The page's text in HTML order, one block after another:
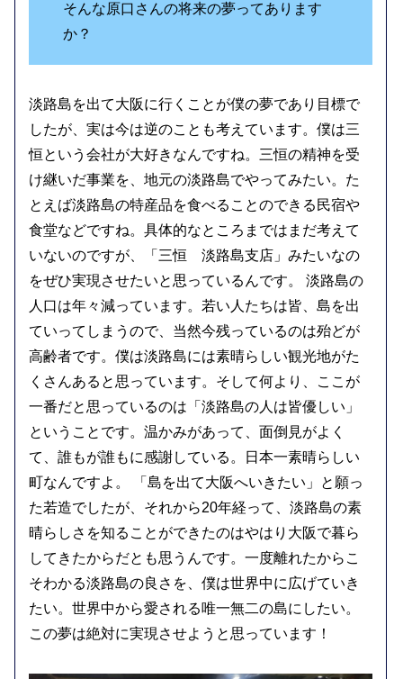
そんな原口さんの将来の夢ってあります
か？
淡路島を出て大阪に行くことが僕の夢であり目標で
したが、実は今は逆のことも考えています。僕は三
恒という会社が大好きなんですね。三恒の精神を受
け継いだ事業を、地元の淡路島でやってみたい。た
とえば淡路島の特産品を食べることのできる民宿や
食堂などですね。具体的なところまではまだ考えて
いないのですが、「三恒 淡路島支店」みたいなの
をぜひ実現させたいと思っているんです。 淡路島の
人口は年々減っています。若い人たちは皆、島を出
ていってしまうので、当然今残っているのは殆どが
高齢者です。僕は淡路島には素晴らしい観光地がた
くさんあると思っています。そして何より、ここが
一番だと思っているのは「淡路島の人は皆優しい」
ということです。温かみがあって、面倒見がよく
て、誰もが誰もに感謝している。日本一素晴らしい
町なんですよ。 「島を出て大阪へいきたい」と願っ
た若造でしたが、それから20年経って、淡路島の素
晴らしさを知ることができたのはやはり大阪で暮ら
してきたからだとも思うんです。一度離れたからこ
そわかる淡路島の良さを、僕は世界中に広げていき
たい。世界中から愛される唯一無二の島にしたい。
この夢は絶対に実現させようと思っています！